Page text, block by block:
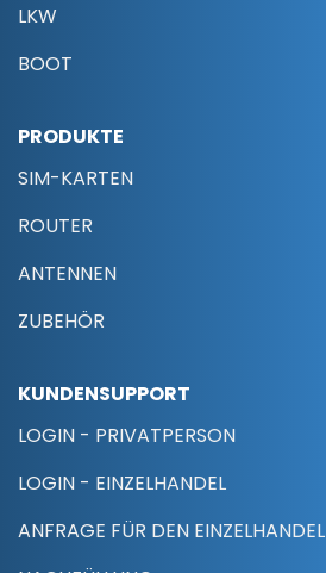
LKW
BOOT
PRODUKTE
SIM-KARTEN
ROUTER
ANTENNEN
ZUBEHÖR
KUNDENSUPPORT
LOGIN - PRIVATPERSON
LOGIN - EINZELHANDEL
ANFRAGE FÜR DEN EINZELHANDEL